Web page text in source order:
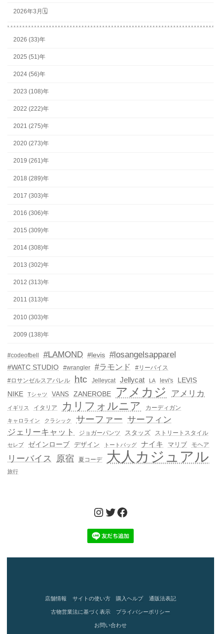
2026年3月🗓
2026 (33)年
2025 (51)年
2024 (56)年
2023 (108)年
2022 (222)年
2021 (275)年
2020 (273)年
2019 (261)年
2018 (289)年
2017 (303)年
2016 (306)年
2015 (309)年
2014 (308)年
2013 (302)年
2012 (313)年
2011 (313)年
2010 (303)年
2009 (138)年
#codeofbell #LAMOND #levis #losangelsapparel
#WATC STUDIO #wrangler #ラモンド
#リーバイス
#ロサンゼルスアパレル
htc Jelleycat Jellycat LA levi's
LEVIS
NIKE
Tシャツ VANS ZANEROBE アメカジ アメリカ
イギリス イタリア カリフォルニア カーディガン
キャロライン クラシック サーファー サーフィン
ジェリーキャット
ジョガーパンツ スタッズ ストリートスタイル
セレブ ゼインローブ デザイン トートバッグ ナイキ マリブ モヘア
リーバイス 原宿 夏コーデ 大人カジュアル
旅行
Instagram
Twitter
Facebook
店舗情報 サイトの使い方 購入ヘルプ 通販法表記
古物営業法に基づく表示 プライバシーポリシー
お問い合わせ